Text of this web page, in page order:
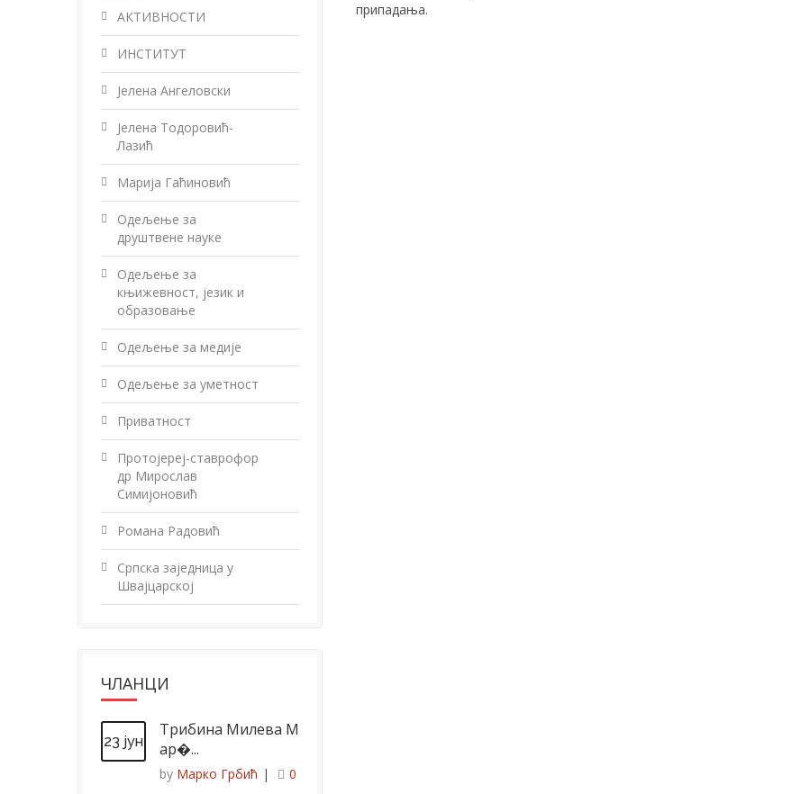
припадања.
АКТИВНОСТИ
ИНСТИТУТ
Јелена Ангеловски
Јелена Тодоровић-
Лазић
Марија Гаћиновић
Одељење за
друштвене науке
Одељење за
књижевност, језик и
образовање
Одељење за медије
Одељење за уметност
Приватност
Протојереј-ставрофор
др Мирослав
Симијоновић
Романа Радовић
Српска заједница у
Швајцарској
ЧЛАНЦИ
23 јун
Трибина Милева М
ар�...
by Марко Грбић |
0